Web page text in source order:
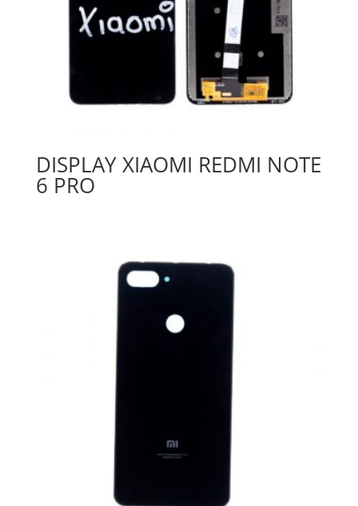
DISPLAY XIAOMI REDMI NOTE
6 PRO